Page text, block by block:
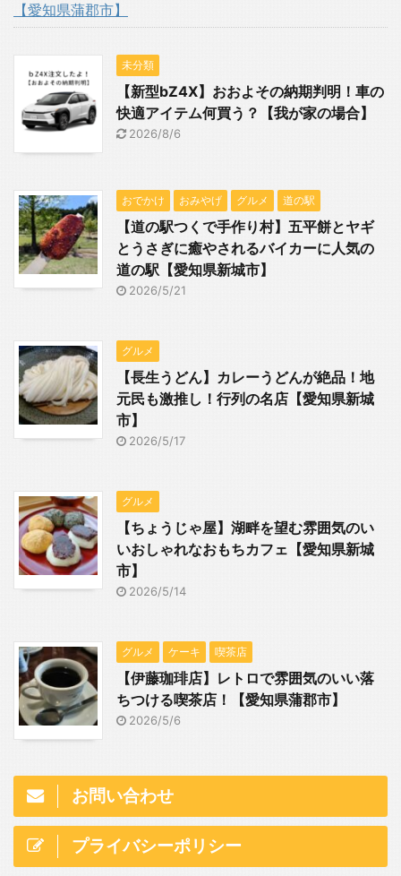
【愛知県蒲郡市】
未分類
【新型bZ4X】おおよその納期判明！車の
快適アイテム何買う？【我が家の場合】
2026/8/6
おでかけ おみやげ グルメ 道の駅
【道の駅つくで手作り村】五平餅とヤギ
とうさぎに癒やされるバイカーに人気の
道の駅【愛知県新城市】
2026/5/21
グルメ
【長生うどん】カレーうどんが絶品！地
元民も激推し！行列の名店【愛知県新城
市】
2026/5/17
グルメ
【ちょうじゃ屋】湖畔を望む雰囲気のい
いおしゃれなおもちカフェ【愛知県新城
市】
2026/5/14
グルメ ケーキ 喫茶店
【伊藤珈琲店】レトロで雰囲気のいい落
ちつける喫茶店！【愛知県蒲郡市】
2026/5/6
お問い合わせ
プライバシーポリシー